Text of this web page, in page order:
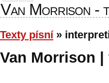
Van Morrison -
Texty písní»
Van Morrison